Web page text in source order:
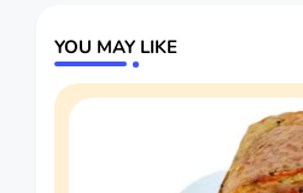
YOU MAY LIKE